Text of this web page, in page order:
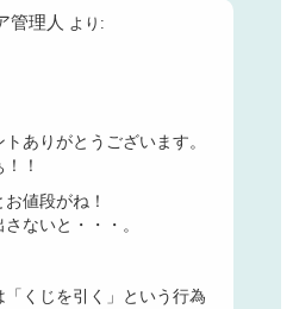
管理人 より:
ありがとうございます。
！
値段がね！
ないと・・・。
くじを引く」という行為